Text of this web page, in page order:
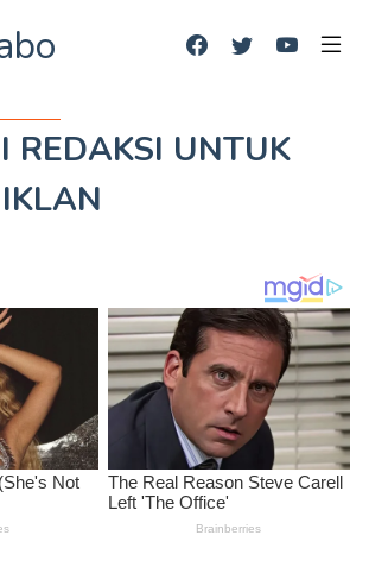
REDAKSI UNTUK